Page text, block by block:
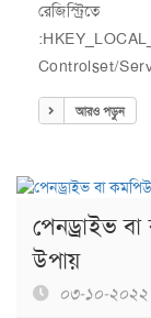
Controlset/
আরও পড়ুন
পেনড্রাইভ
উপায়
০৩-১০-২০২২